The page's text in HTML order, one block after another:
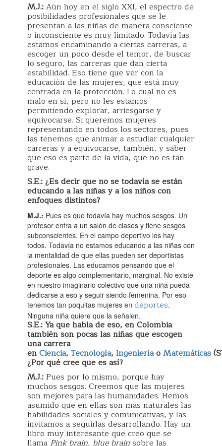
M.J.:Aún hoy en el siglo XXI, el espectro de
posibilidades profesionales que se le
presentan a las niñas de manera consciente
o inconsciente es muy limitado. Todavía las
estamos encaminando a ciertas carreras, a
escoger un poco desde el temor, de buscar
lo seguro, las carreras que dan cierta
estabilidad. Eso tiene que ver con la
educación de las mujeres, que está muy
centrada en la protección. Lo cual no es
malo en sí, pero no les estamos
permitiendo explorar, arriesgarse y
equivocarse. Si queremos mujeres
representando en todos los sectores, pues
las tenemos que animar a estudiar cualquier
carreras y a equivocarse, también, y saber
que eso es parte de la vida, que no es tan
grave.
S.E.: ¿Es decir que no se todavía se están
educando a las niñas y a los niños con
enfoques distintos?
M.J.: Pues es que todavía hay muchos sesgos. Un
profesor entra a un salón de clases y tiene sesgos
subconscientes. En el campo deportivo los hay
todos. Todavía no estamos educando a las niñas con
la mentalidad de que ellas pueden ser deportistas
profesionales. Las educamos pensando que el
deporte es algo complementario, marginal. No existe
en nuestro imaginario colectivo que una niña pueda
dedicarse a eso y seguir siendo femenina. Por eso
tenemos tan poquitas mujeres en deportes.
Ninguna niña quiere que la señalen.
S.E.: Ya que habla de eso, en Colombia
también son pocas las niñas que escogen
una carrera
enCiencia, Tecnología, IngenieríaoMatemáticas
¿Por qué cree que es así?
M.J.:Pues por lo mismo, porque hay
muchos sesgos. Creemos que las mujeres
son mejores para las humanidades. Hemos
asumido que en ellas son más naturales las
habilidades sociales y comunicativas, y las
invitamos a seguirlas desarrollando. Hay un
libro muy interesante que creo que se
llama Pink brain, blue brainsobre las